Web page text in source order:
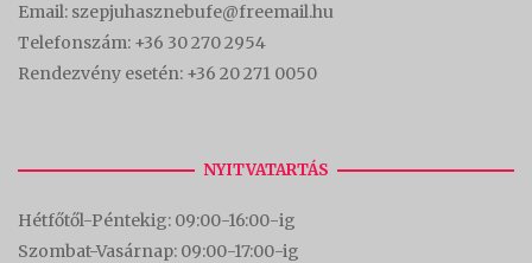
Email: szepjuhasznebufe@freemail.hu
Telefonszám: +36 30 270 2954
Rendezvény esetén: +36 20 271 0050
NYITVATARTÁS
Hétfőtől-Péntekig: 09:00-16:00-ig
Szombat-Vasárnap: 09:00-17:00-ig